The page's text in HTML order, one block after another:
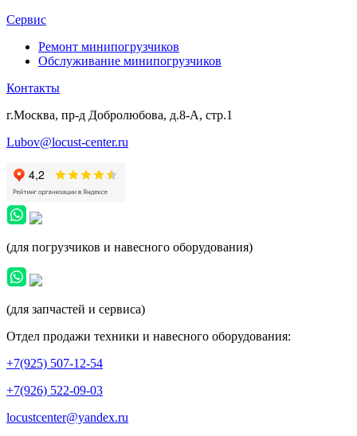
Сервис
Ремонт минипогрузчиков
Обслуживание минипогрузчиков
Контакты
г.Москва, пр-д Добролюбова, д.8-А, стр.1
Lubov@locust-center.ru
(для погрузчиков и навесного оборудования)
(для запчастей и сервиса)
Отдел продажи техники и навесного оборудования:
+7(925) 507-12-54
+7(926) 522-09-03
locustcenter@yandex.ru